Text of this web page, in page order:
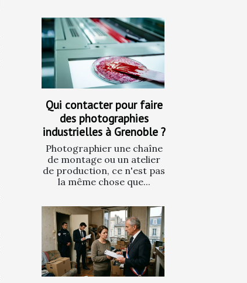
Qui contacter pour faire
des photographies
industrielles à Grenoble ?
Photographier une chaîne
de montage ou un atelier
de production, ce n'est pas
la même chose que...